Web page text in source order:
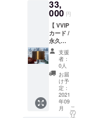
が継続
する限
り） ・
お好き
なフ
ルーツ
サンド
特別チ
ケット
× 15枚
33,
000 円
【 VVIP
カード /
永久
30%OF
F 】
【お店
にあな
たの名
前を刻
め】
【秋
田・全
支援
者：
0人
お届
け予
定：
2021
年09
月
こ
の
リ